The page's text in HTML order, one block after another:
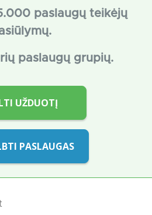
.000 paslaugų teikėjų
paslaugų grupių.
UŽDUOTĮ
PASLAUGAS